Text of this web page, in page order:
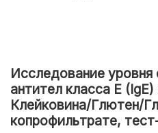
Исследование уровня
антител класса E
Клейковина/Глютен/
копрофильтрате,